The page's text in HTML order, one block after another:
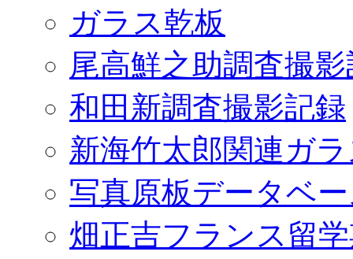
ガラス乾板
尾高鮮之助調査撮
和田新調査撮影記録
新海竹太郎関連ガ
写真原板データベ
畑正吉フランス留